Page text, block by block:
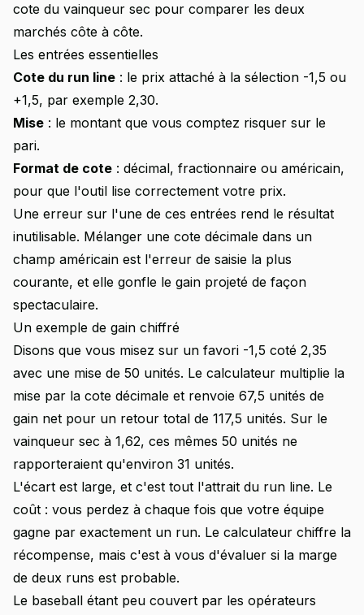
cote du vainqueur sec pour comparer les deux
marchés côte à côte.
Les entrées essentielles
Cote du run line : le prix attaché à la sélection -1,5 ou
+1,5, par exemple 2,30.
Mise : le montant que vous comptez risquer sur le
pari.
Format de cote : décimal, fractionnaire ou américain,
pour que l'outil lise correctement votre prix.
Une erreur sur l'une de ces entrées rend le résultat
inutilisable. Mélanger une cote décimale dans un
champ américain est l'erreur de saisie la plus
courante, et elle gonfle le gain projeté de façon
spectaculaire.
Un exemple de gain chiffré
Disons que vous misez sur un favori -1,5 coté 2,35
avec une mise de 50 unités. Le calculateur multiplie la
mise par la cote décimale et renvoie 67,5 unités de
gain net pour un retour total de 117,5 unités. Sur le
vainqueur sec à 1,62, ces mêmes 50 unités ne
rapporteraient qu'environ 31 unités.
L'écart est large, et c'est tout l'attrait du run line. Le
coût : vous perdez à chaque fois que votre équipe
gagne par exactement un run. Le calculateur chiffre la
récompense, mais c'est à vous d'évaluer si la marge
de deux runs est probable.
Le baseball étant peu couvert par les opérateurs